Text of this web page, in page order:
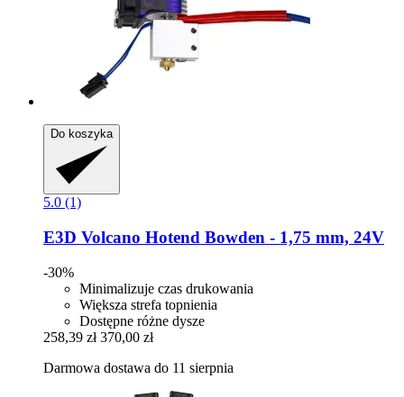
Do koszyka
5.0 (1)
E3D Volcano Hotend Bowden -​ 1,75 mm, 24V
-30%
Minimalizuje czas drukowania
Większa strefa topnienia
Dostępne różne dysze
258,39 zł 370,00 zł
Darmowa dostawa do 11 sierpnia